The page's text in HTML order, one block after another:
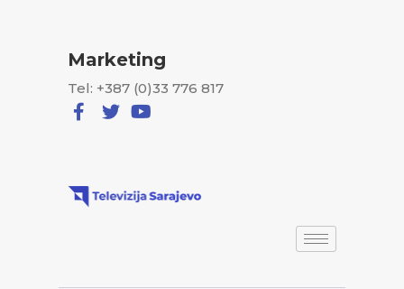
Marketing
Tel: +387 (0)33 776 817